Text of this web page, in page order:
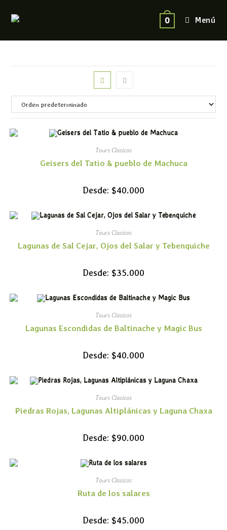
0 Menú
Tours Clasicos
Geisers del Tatio & pueblo de Machuca
Desde: $40.000
Tours Clasicos
Lagunas de Sal Cejar, Ojos del Salar y Tebenquiche
Desde: $35.000
Tours Clasicos
Lagunas Escondidas de Baltinache y Magic Bus
Desde: $40.000
Tours Clasicos
Piedras Rojas, Lagunas Altiplánicas y Laguna Chaxa
Desde: $90.000
Tours Clasicos
Ruta de los salares
Desde: $45.000